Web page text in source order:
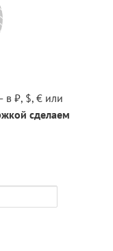
в ₽, $, € или
сделаем